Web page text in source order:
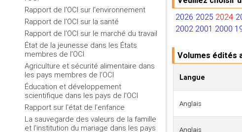
Rapport de l'OCI sur l'environnement
Rapport de l’OCI sur la santé
Rapport de l’OCI sur le marché du travail
État de la jeunesse dans les États
membres de l’OCI
Agriculture et sécurité alimentaire dans
les pays membres de l’OCI
Éducation et développement
scientifique dans les pays de l'OCI
Rapport sur l'état de l’enfance
La sauvegarde des valeurs de la famille
et l'institution du mariage dans les pays
2026 2025 2024
2002 2001 2000
Volumes édités
Langue
Anglais
Anglais